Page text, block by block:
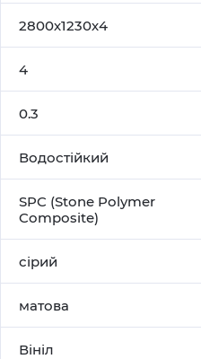
2800х1230х4
4
0.3
Водостійкий
SPC (Stone Polymer
Composite)
сірий
матова
Вініл